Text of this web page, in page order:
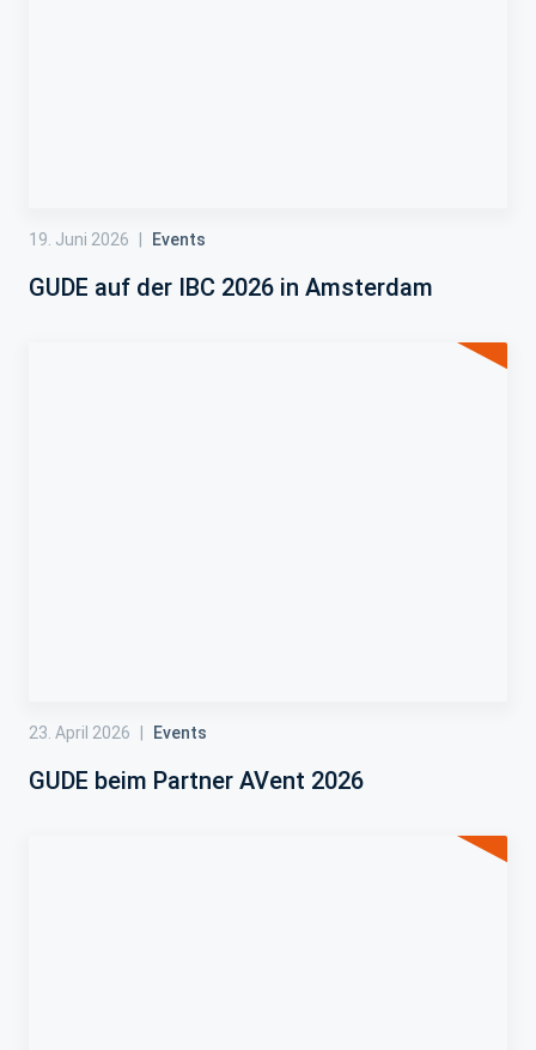
19. Juni 2026 Events
GUDE auf der IBC 2026 in Amsterdam
23. April 2026 Events
GUDE beim Partner AVent 2026